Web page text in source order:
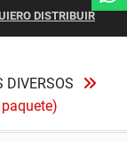
DISTRIBUIR
DIVERSOS